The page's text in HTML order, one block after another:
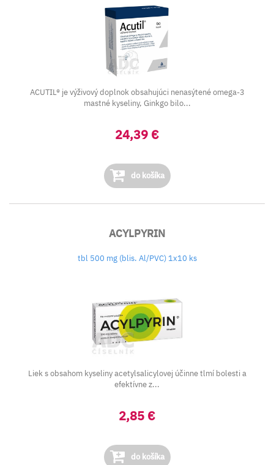
ACUTIL® je výživový doplnok obsahujúci nenasýtené omega-3
mastné kyseliny, Ginkgo bilo...
24,39 €
do košíka
ACYLPYRIN
tbl 500 mg (blis. Al/PVC) 1x10 ks
Liek s obsahom kyseliny acetylsalicylovej účinne tlmí bolesti a
efektívne z...
2,85 €
do košíka